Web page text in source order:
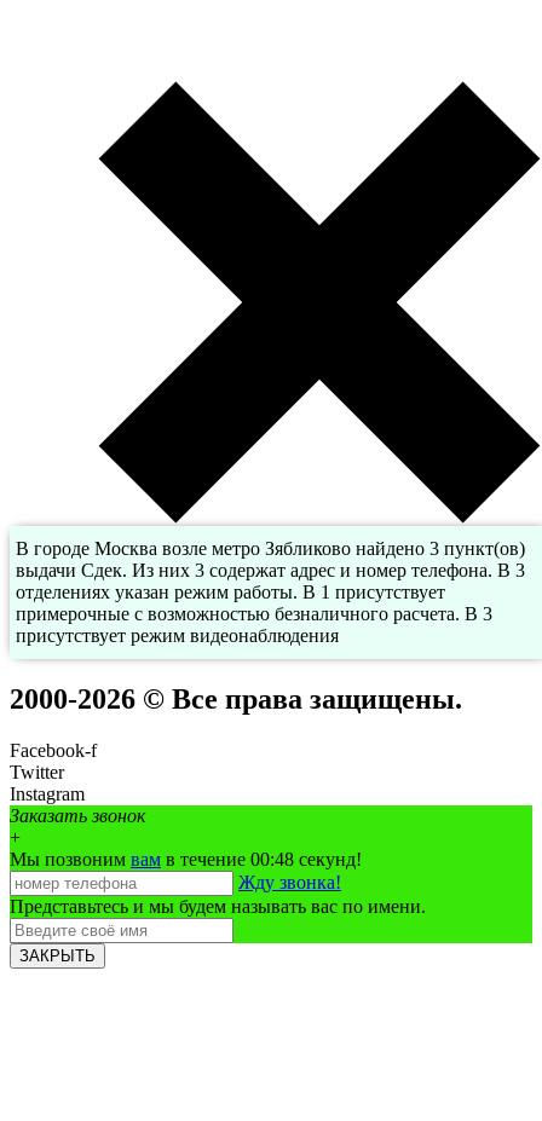
В городе Москва возле метро Зябликово найдено 3 пункт(ов)
выдачи Сдек. Из них 3 содержат адрес и номер телефона. В 3
отделениях указан режим работы. В 1 присутствует
примерочные с возможностью безналичного расчета. В 3
присутствует режим видеонаблюдения
2000-2026 © Все права защищены.
Facebook-f
Twitter
Instagram
Заказать звонок
+
Мы позвоним вам в течение 00:48 секунд!
Жду звонка!
Представьтесь и мы будем называть вас по имени.
ЗАКРЫТЬ